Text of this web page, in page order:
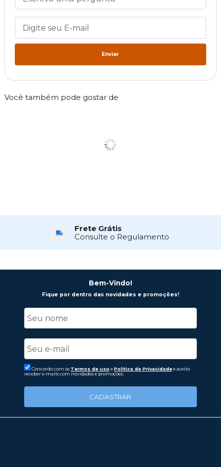
Enviar
Você também pode gostar de
Frete Grátis
Consulte o Regulamento
Bem-Vindo!
Fique por dentro das novidades e promoções!
Concordo com os Termos de uso ePolitica de Privacidadee aceito
receber e-mails com novidades e promoções.
CADASTRAR